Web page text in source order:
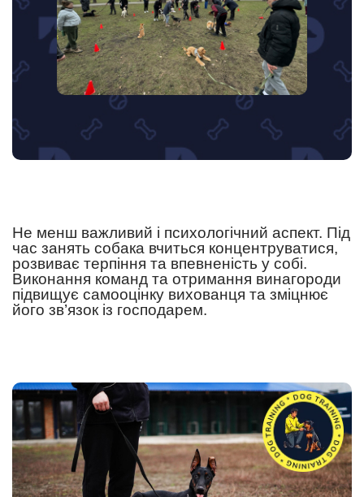
Не менш важливий і психологічний аспект. Під
час занять собака вчиться концентруватися,
розвиває терпіння та впевненість у собі.
Виконання команд та отримання винагороди
підвищує самооцінку вихованця та зміцнює
його зв’язок із господарем.